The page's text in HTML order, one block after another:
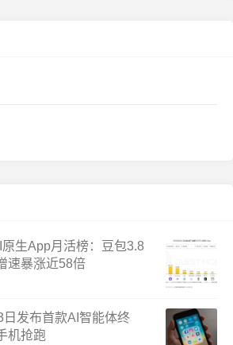
生App月活榜：豆包3.8
速暴涨近58倍
日发布首款AI智能体终
机抢跑